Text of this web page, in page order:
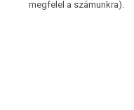
megfelel a számunkra).